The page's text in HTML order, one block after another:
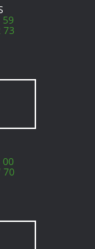
59
73
00
70